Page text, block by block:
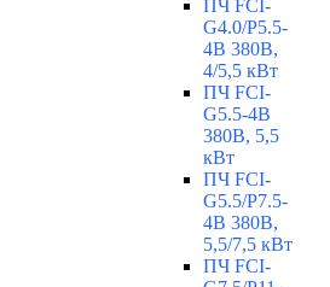
ПЧ FCI-
G4.0/P5.5-
4B 380В,
4/5,5 кВт
ПЧ FCI-
G5.5-4B
380В, 5,5
кВт
ПЧ FCI-
G5.5/P7.5-
4B 380В,
5,5/7,5 кВт
ПЧ FCI-